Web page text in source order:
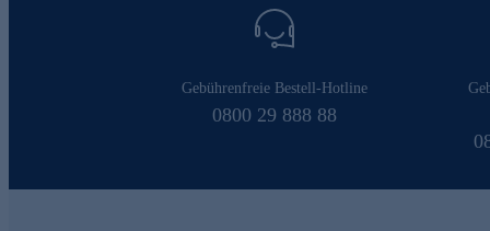
Gebührenfreie Bestell-Hotline
0800 29 888 88